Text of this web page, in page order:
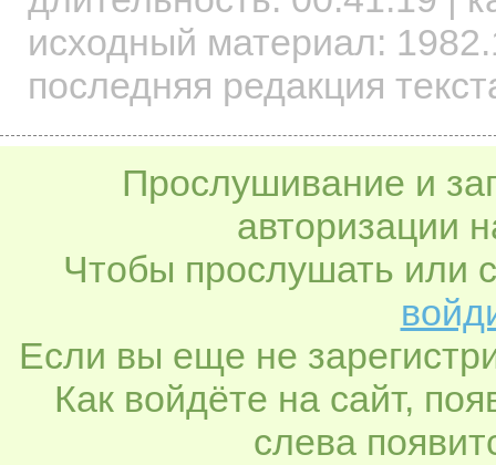
исходный материал:
последняя редакция
Прослушивание и
авторизации
Чтобы прослушать или
Если вы еще не
Как войдёте на сайт,
слева